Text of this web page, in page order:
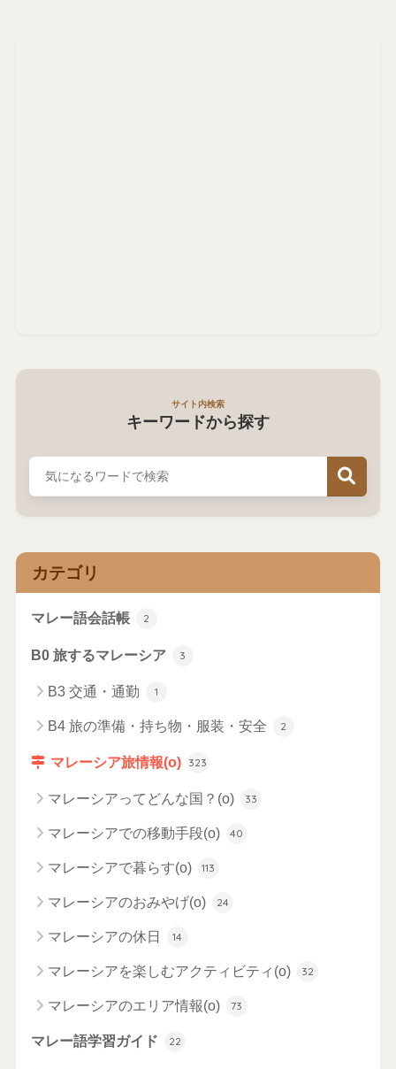
サイト内検索
キーワードから探す
カテゴリ
マレー語会話帳 2
B0 旅するマレーシア 3
B3 交通・通勤 1
B4 旅の準備・持ち物・服装・安全 2
マレーシア旅情報(o) 323
マレーシアってどんな国？(o) 33
マレーシアでの移動手段(o) 40
マレーシアで暮らす(o) 113
マレーシアのおみやげ(o) 24
マレーシアの休日 14
マレーシアを楽しむアクティビティ(o) 32
マレーシアのエリア情報(o) 73
マレー語学習ガイド 22